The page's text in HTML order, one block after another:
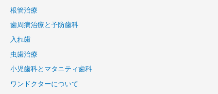
根管治療
歯周病治療と予防歯科
入れ歯
虫歯治療
小児歯科とマタニティ歯科
ワンドクターについて